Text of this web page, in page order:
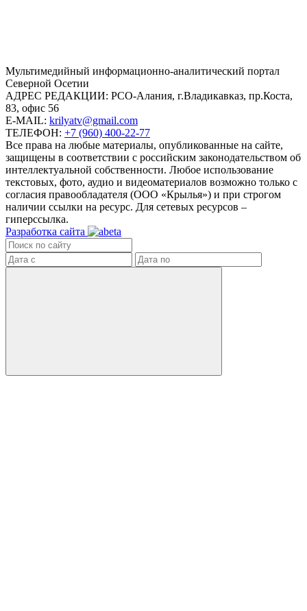
Mультимедийный информационно-аналитический портал
Северной Осетии
АДРЕС РЕДАКЦИИ: РСО-Алания, г.Владикавказ, пр.Коста,
83, офис 56
E-MAIL: krilyatv@gmail.com
ТЕЛЕФОН: +7 (960) 400-22-77
Все права на любые материалы, опубликованные на сайте,
защищены в соответствии с российским законодательством об
интеллектуальной собственности. Любое использование
текстовых, фото, аудио и видеоматериалов возможно только с
согласия правообладателя (ООО «Крылья») и при строгом
наличии ссылки на ресурс. Для сетевых ресурсов –
гиперссылка.
Разработка сайта